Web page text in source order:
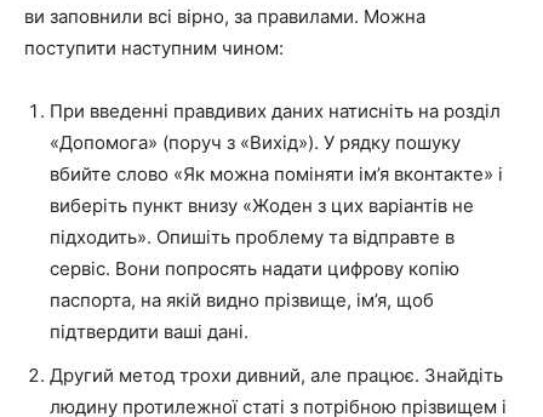
ви заповнили всі вірно, за правилами. Можна
поступити наступним чином:
При введенні правдивих даних натисніть на розділ
«Допомога» (поруч з «Вихід»). У рядку пошуку
вбийте слово «Як можна поміняти ім’я вконтакте» і
виберіть пункт внизу «Жоден з цих варіантів не
підходить». Опишіть проблему та відправте в
сервіс. Вони попросять надати цифрову копію
паспорта, на якій видно прізвище, ім’я, щоб
підтвердити ваші дані.
Другий метод трохи дивний, але працює. Знайдіть
людину протилежної статі з потрібною прізвищем і